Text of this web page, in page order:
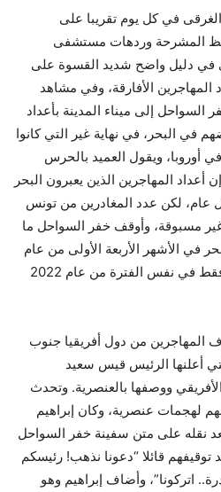
في كل يوم تقريبا على
المشرحة وردهات مستشفى
في دليل واضح شديد القسوة على
المهاجرين الأفارقة، وفي مشاهد
السواحل إلى ميناء المدينة بأعداد
في البحر، في نهاية غير التي كانوا
أوروبا، ويقول العميد بالحرس
أعداد المهاجرين الذين يعبرون البحر
عام، لكن عدد المغادرين من تونس
مسبوقة، وأوقف خفر السواحل ما
البحر في الأشهر الأربعة الأولى من عام
2023، مقارنة بحوالي 3000 فقط في نفس الفترة من عام 2022
المهاجرين من دول أفريقيا جنوب
أعلنها الرئيس قيس سعيد
ووصفها بالعنصرية. وتحدث
لهجمات عنصرية، وكان إبراهيم
نقله على متن سفينة خفر السواحل
قائلا “دعونا نذهب! رئيسكم
اتركونا”، وأضاف إبراهيم وهو